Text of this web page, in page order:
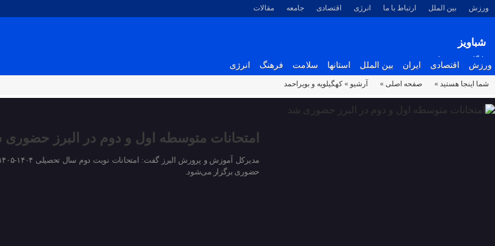
ورزش بین الملل ارتباط با ما انرژی اقتصادی جامعه مقالات
شباویز
پایگاه خبری شباویز
ورزش اقتصادی ایران بین الملل استانها سلامت فرهنگ انرژی
شما اینجا هستید » صفحه اصلی » آرشیو » کهگیلویه و بویراحمد
امتحانات متوسطه اول و دوم در البرز
حضوری برگزار می‌شود.